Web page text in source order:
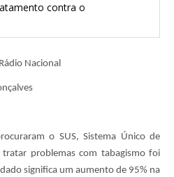
contra o
Nacional
o SUS, Sistema Único de
problemas com tabagismo foi
significa um aumento de 95% na